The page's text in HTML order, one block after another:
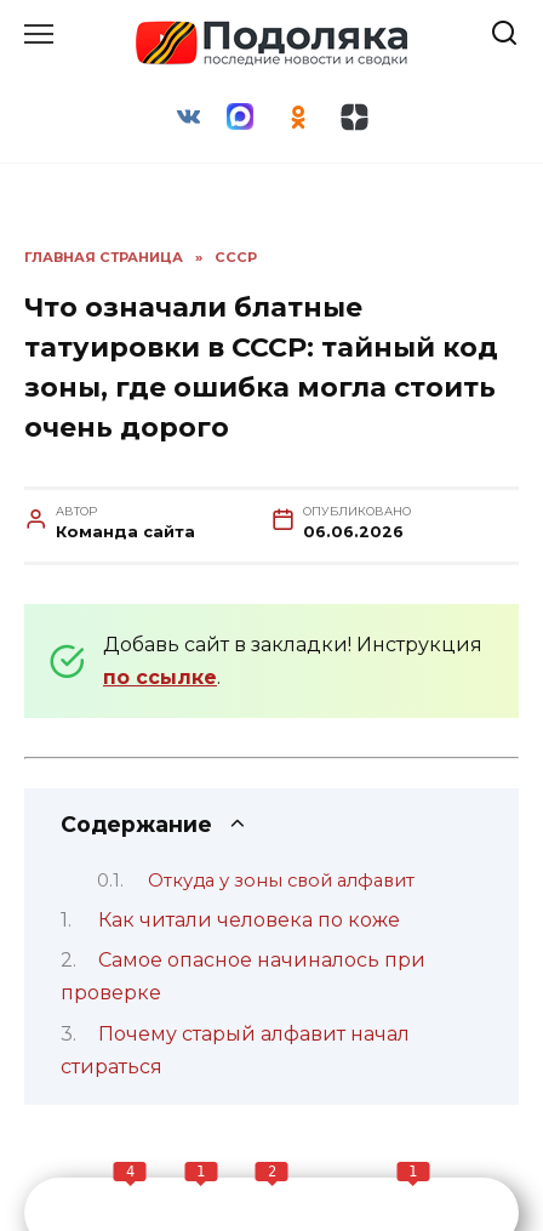
ГЛАВНАЯ СТРАНИЦА » СССР
Что означали блатные
татуировки в СССР: тайный код
зоны, где ошибка могла стоить
очень дорого
АВТОР
Команда сайта
ОПУБЛИКОВАНО
06.06.2026
Добавь сайт в закладки! Инструкция
по ссылке.
Содержание
Откуда у зоны свой алфавит
Как читали человека по коже
Самое опасное начиналось при
проверке
Почему старый алфавит начал
стираться
4 1 2 1